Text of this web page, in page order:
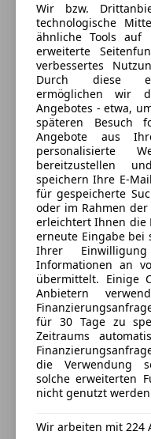
Innenspiegel
Spoiler
Reserverad als
Sitzheizung vorn
Sound-System DSP
Serienausstattung:
Airbag Fahrer-/
Anti-Blockier-
Antriebs-
Antriebsart:
Audi Drive Select
Außenspiegel
Außenspiegel
Außenspiegel
Außenspiegel
Blinkleuchten LED
Bremsassistent
Dachkantenspoiler
Dachreling
Einstiegsleisten
Elektron.
Elektron. Stabilitäts-
Fahrassistenz-
Sternebewertung 5
5Sterne
(98%
Anbieter auf AutoScout24 seit
Öffnungszeiten
Geschlossen
Öffnet um 12:00
Franz-Wolfram-
5020 Salzburg, AT
Kontakt
Alle Fahrzeuge des
Anbieter
Deine Nachricht
Wir bzw.
technologische
ähnliche Tools auf
erweiterte
verbessertes
Durch diese
ermöglichen wir
Angebotes - etwa,
späteren Besuch
Angebote aus
personalisierte
bereitzustellen
speichern Ihre E-
für gespeicherte
oder im Rahmen
erleichtert Ihnen die
erneute Eingabe bei
Ihrer
Informationen an
übermittelt. Einige
Anbietern
für 30 Tage zu
Zeitraums
die Verwendung
solche erweiterten
nicht genutzt
Wir arbeiten mit 224